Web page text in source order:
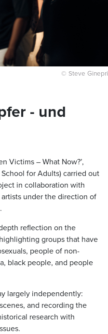
© Steve Ginepri
- und
Victims – What Now?’,
for Adults) carried out
in collaboration with
under the direction of
reflection on the
groups that have
people of non-
black people, and people
largely independently:
and recording the
research with